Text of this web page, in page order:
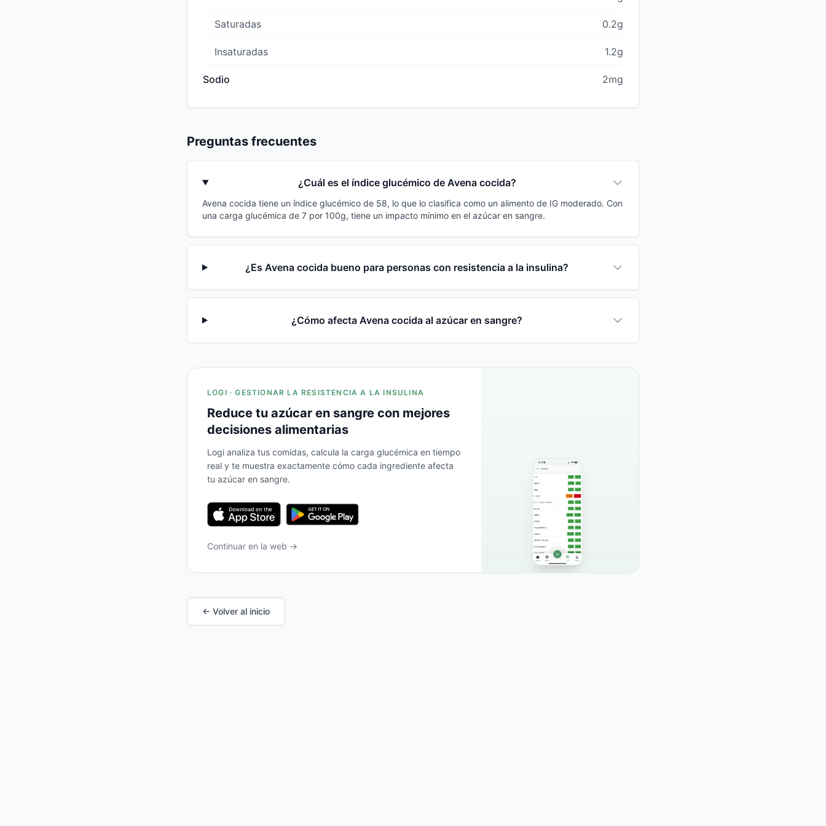
Saturadas 0.2g
Insaturadas 1.2g
Sodio 2mg
Preguntas frecuentes
¿Cuál es el índice glucémico de Avena cocida?
Avena cocida tiene un índice glucémico de 58, lo que lo clasifica como un alimento de IG moderado. Con
una carga glucémica de 7 por 100g, tiene un impacto mínimo en el azúcar en sangre.
¿Es Avena cocida bueno para personas con resistencia a la insulina?
¿Cómo afecta Avena cocida al azúcar en sangre?
LOGI · GESTIONAR LA RESISTENCIA A LA INSULINA
Reduce tu azúcar en sangre con mejores
decisiones alimentarias
Logi analiza tus comidas, calcula la carga glucémica en tiempo
real y te muestra exactamente cómo cada ingrediente afecta
tu azúcar en sangre.
Continuar en la web →
← Volver al inicio